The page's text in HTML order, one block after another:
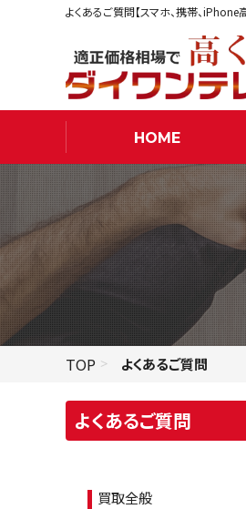
よくあるご質問【スマホ、携帯、
HOME
TOP よくあるご質問
よくあるご質問
買取全般